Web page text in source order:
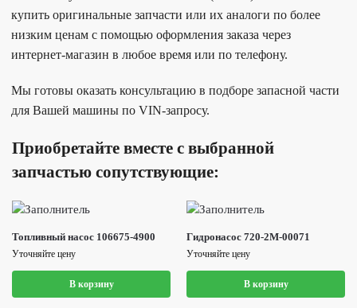
купить оригинальные запчасти или их аналоги по более
низким ценам с помощью оформления заказа через
интернет-магазин в любое время или по телефону.
Мы готовы оказать консультацию в подборе запасной части
для Вашей машины по VIN-запросу.
Приобретайте вместе с выбранной
запчастью сопутствующие:
Топливный насос 106675-4900
Уточняйте цену
В корзину
Гидронасос 720-2M-00071
Уточняйте цену
В корзину